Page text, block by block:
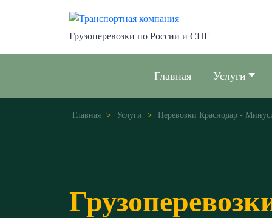
Грузоперевозки по России и СНГ
Главная Услуги
Главная > Услуги > Перевозки Краснодар -